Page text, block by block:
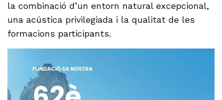
la combinació d’un entorn natural excepcional,
una acústica privilegiada i la qualitat de les
formacions participants.